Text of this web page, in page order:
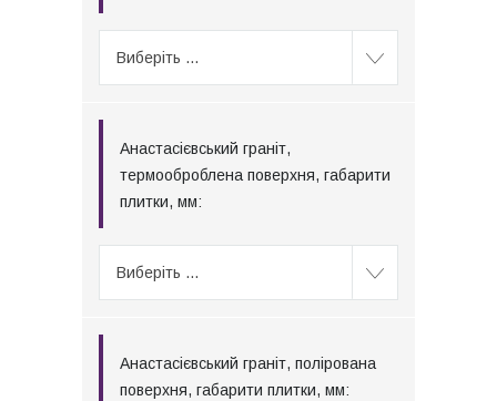
Виберіть ...
Анастасієвський граніт,
термооброблена поверхня, габарити
плитки, мм:
Виберіть ...
Анастасієвський граніт, полірована
поверхня, габарити плитки, мм: